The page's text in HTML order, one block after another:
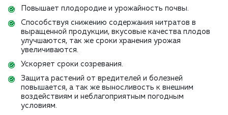
Повышает плодородие и урожайность почвы.
Способствуя снижению содержания нитратов в
выращенной продукции, вкусовые качества плодов
улучшаются, так же сроки хранения урожая
увеличиваются.
Ускоряет сроки созревания.
Защита растений от вредителей и болезней
повышается, а так же выносливость к внешним
воздействиям и неблагоприятным погодным
условиям.